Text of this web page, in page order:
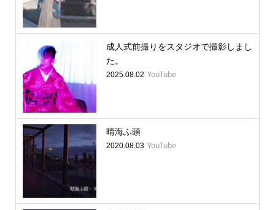
成人式前撮りをスタジオで撮影しまし
た。
2025.08.02 YouTube
晴海ふ頭
2020.08.03 YouTube